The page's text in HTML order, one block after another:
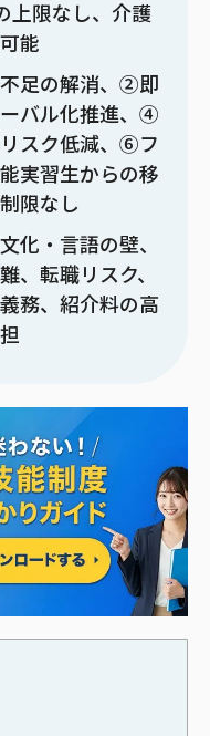
上限なし、介護
能
足の解消、②即
バル化推進、④
スク低減、⑥フ
実習生からの移
限なし
化・言語の壁、
、転職リスク、
務、紹介料の高